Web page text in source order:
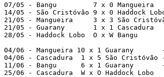
07/05 - Bangu         7 x 0 Mangueira
14/05 - São Cristóvão 9 x 0 Haddock
21/05 - Mangueira     3 x 3 São
21/05 - Guarany       1 x 1 Cascadura
28/05 - Haddock Lobo  O x W Bangu
04/06 - Mangueira 10 x 1 Guarany
04/06 - Cascadura  1 x 5 São Cristóvão
11/06 - Bangu      6 x 1 Guarany
25/06 - Cascadura  W x O Haddock Lobo